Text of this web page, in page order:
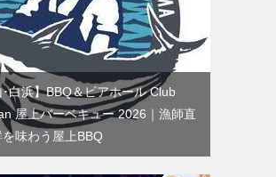
･白浜】BBQ＆ビアホール Club
屋上バーベキュー 2026｜漁師直
味わう屋上BBQ